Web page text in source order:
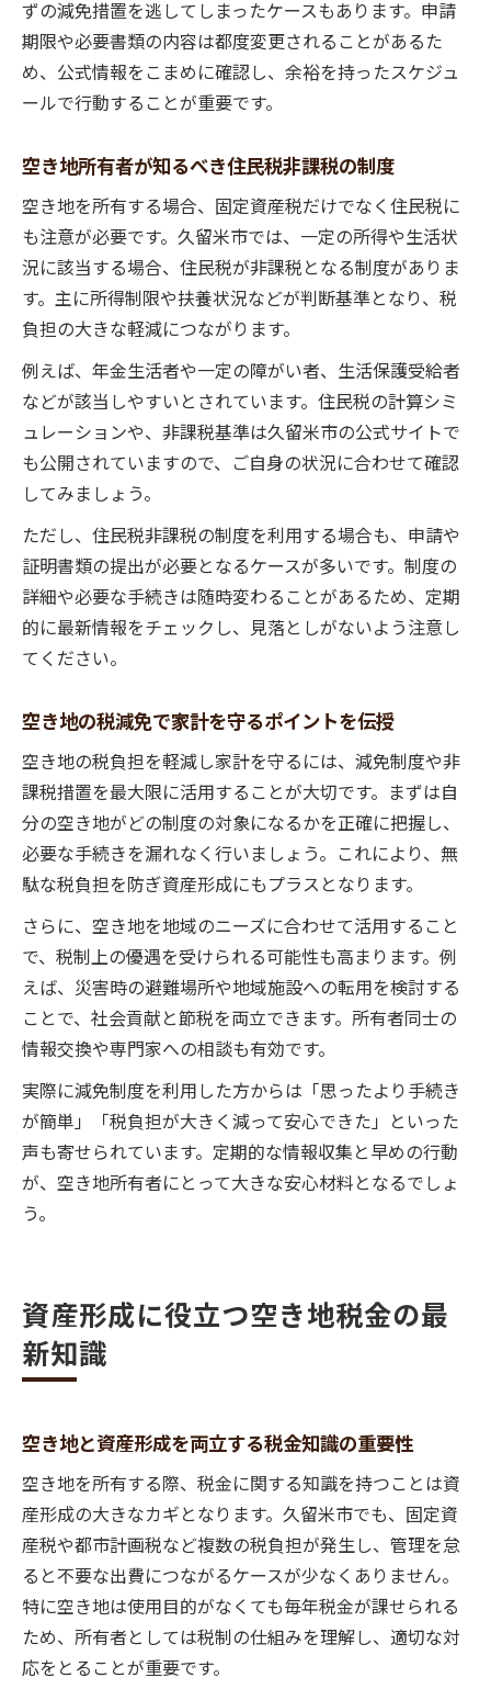
ずの減免措置を逃してしまったケースもあります。申請
期限や必要書類の内容は都度変更されることがあるた
め、公式情報をこまめに確認し、余裕を持ったスケジュ
ールで行動することが重要です。
空き地所有者が知るべき住民税非課税の制度
空き地を所有する場合、固定資産税だけでなく住民税に
も注意が必要です。久留米市では、一定の所得や生活状
況に該当する場合、住民税が非課税となる制度がありま
す。主に所得制限や扶養状況などが判断基準となり、税
負担の大きな軽減につながります。
例えば、年金生活者や一定の障がい者、生活保護受給者
などが該当しやすいとされています。住民税の計算シミ
ュレーションや、非課税基準は久留米市の公式サイトで
も公開されていますので、ご自身の状況に合わせて確認
してみましょう。
ただし、住民税非課税の制度を利用する場合も、申請や
証明書類の提出が必要となるケースが多いです。制度の
詳細や必要な手続きは随時変わることがあるため、定期
的に最新情報をチェックし、見落としがないよう注意し
てください。
空き地の税減免で家計を守るポイントを伝授
空き地の税負担を軽減し家計を守るには、減免制度や非
課税措置を最大限に活用することが大切です。まずは自
分の空き地がどの制度の対象になるかを正確に把握し、
必要な手続きを漏れなく行いましょう。これにより、無
駄な税負担を防ぎ資産形成にもプラスとなります。
さらに、空き地を地域のニーズに合わせて活用すること
で、税制上の優遇を受けられる可能性も高まります。例
えば、災害時の避難場所や地域施設への転用を検討する
ことで、社会貢献と節税を両立できます。所有者同士の
情報交換や専門家への相談も有効です。
実際に減免制度を利用した方からは「思ったより手続き
が簡単」「税負担が大きく減って安心できた」といった
声も寄せられています。定期的な情報収集と早めの行動
が、空き地所有者にとって大きな安心材料となるでしょ
う。
資産形成に役立つ空き地税金の最
新知識
空き地と資産形成を両立する税金知識の重要性
空き地を所有する際、税金に関する知識を持つことは資
産形成の大きなカギとなります。久留米市でも、固定資
産税や都市計画税など複数の税負担が発生し、管理を怠
ると不要な出費につながるケースが少なくありません。
特に空き地は使用目的がなくても毎年税金が課せられる
ため、所有者としては税制の仕組みを理解し、適切な対
応をとることが重要です。